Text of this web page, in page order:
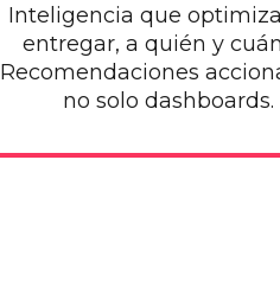
Inteligencia que
entregar, a quién y
Recomendaciones
no solo dashboards.